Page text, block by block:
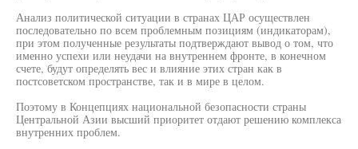
Анализ политической ситуации в странах ЦАР осуществлен
последовательно по всем проблемным позициям (индикаторам),
при этом полученные результаты подтверждают вывод о том, что
именно успехи или неудачи на внутреннем фронте, в конечном
счете, будут определять вес и влияние этих стран как в
постсоветском пространстве, так и в мире в целом.
Поэтому в Концепциях национальной безопасности страны
Центральной Азии высший приоритет отдают решению комплекса
внутренних проблем.